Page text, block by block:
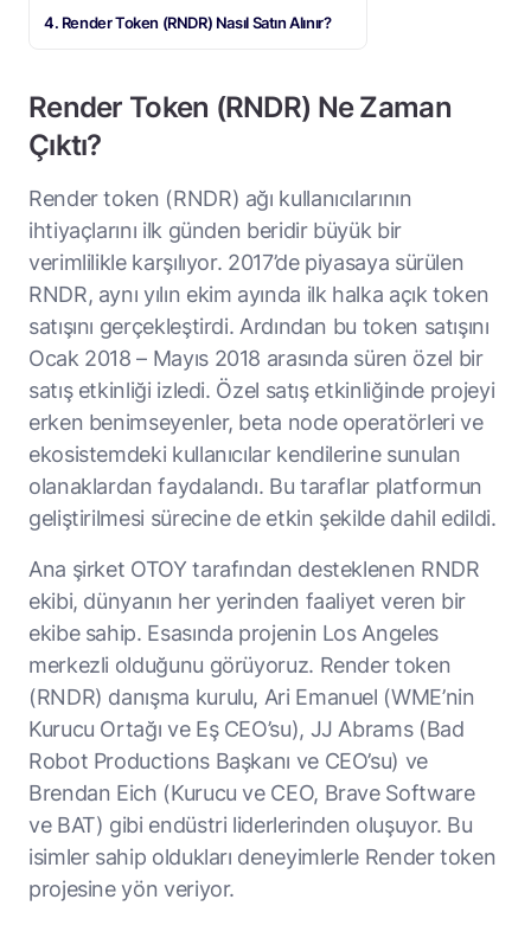
Render Token (RNDR) Nasıl Satın Alınır?
Render Token (RNDR) Ne Zaman
Çıktı?
Render token (RNDR) ağı kullanıcılarının
ihtiyaçlarını ilk günden beridir büyük bir
verimlilikle karşılıyor. 2017’de piyasaya sürülen
RNDR, aynı yılın ekim ayında ilk halka açık token
satışını gerçekleştirdi. Ardından bu token satışını
Ocak 2018 – Mayıs 2018 arasında süren özel bir
satış etkinliği izledi. Özel satış etkinliğinde projeyi
erken benimseyenler, beta node operatörleri ve
ekosistemdeki kullanıcılar kendilerine sunulan
olanaklardan faydalandı. Bu taraflar platformun
geliştirilmesi sürecine de etkin şekilde dahil edildi.
Ana şirket OTOY tarafından desteklenen RNDR
ekibi, dünyanın her yerinden faaliyet veren bir
ekibe sahip. Esasında projenin Los Angeles
merkezli olduğunu görüyoruz. Render token
(RNDR) danışma kurulu, Ari Emanuel (WME’nin
Kurucu Ortağı ve Eş CEO’su), JJ Abrams (Bad
Robot Productions Başkanı ve CEO’su) ve
Brendan Eich (Kurucu ve CEO, Brave Software
ve BAT) gibi endüstri liderlerinden oluşuyor. Bu
isimler sahip oldukları deneyimlerle Render token
projesine yön veriyor.